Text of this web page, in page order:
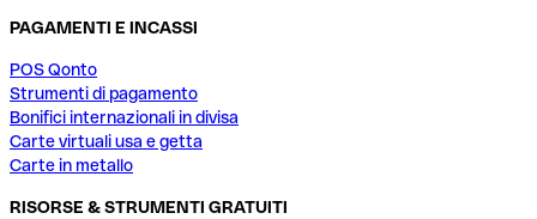
PAGAMENTI E INCASSI
POS Qonto
Strumenti di pagamento
Bonifici internazionali in divisa
Carte virtuali usa e getta
Carte in metallo
RISORSE & STRUMENTI GRATUITI